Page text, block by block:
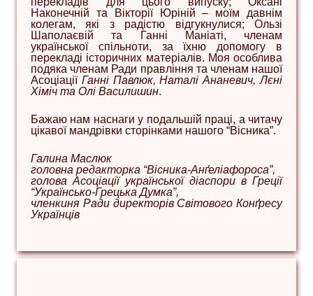
Наконечній та Вікторії Юріній – моїм давнім
колегам, які з радістю відгукнулися; Ользі
Шаполаєвій та Ганні Маніаті, членам
української спільноти, за їхню допомогу в
перекладі історичних матеріалів. Моя особлива
подяка членам Ради правління та членам нашої
Асоціації Ганні Павлюк, Наталі Ананевич, Лєні
Хіміч та Олі Василишин.
Бажаю нам наснаги у подальшій праці, а читачу
цікавої мандрівки сторінками нашого “Вісника”.
Галина Маслюк
головна редакторка “Вісника-Анґеліафороса”,
голова Асоціації української діаспори в Греції
“Українсько-Грецька Думка”,
членкиня Ради директорів Світового Конґресу
Українців